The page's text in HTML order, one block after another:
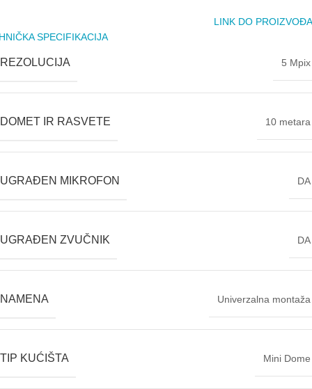
LINK DO
SPECIFIKACIJA
REZOLUCIJA 5 Mpix
DOMET IR RASVETE 10 metara
UGRAĐEN MIKROFON DA
UGRAĐEN ZVUČNIK DA
NAMENA Univerzalna montaža
TIP KUĆIŠTA Mini Dome